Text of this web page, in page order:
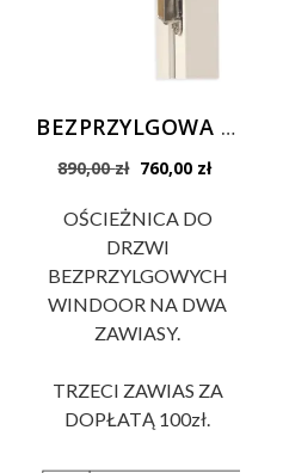
BEZPRZYLGOWA 90° ościeżnica regulowana 90° LISTWY 8cm do drzwi Prestige i Płycinowych
890,00zł Pierwotna
wynosiła:
890,00 zł.
760,00 zł
OŚCIEŻNICA DO
DRZWI
BEZPRZYLGOWYCH
WINDOOR NA DWA
ZAWIASY.
TRZECI ZAWIAS ZA
DOPŁATĄ 100zł.